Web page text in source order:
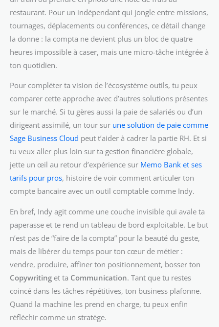
restaurant. Pour un indépendant qui jongle entre missions,
tournages, déplacements ou conférences, ce détail change
la donne : la compta ne devient plus un bloc de quatre
heures impossible à caser, mais une micro-tâche intégrée à
ton quotidien.
Pour compléter ta vision de l’écosystème outils, tu peux
comparer cette approche avec d’autres solutions présentes
sur le marché. Si tu gères aussi la paie de salariés ou d’un
dirigeant assimilé, un tour sur une solution de paie comme
Sage Business Cloud peut t’aider à cadrer la partie RH. Et si
tu veux aller plus loin sur ta gestion financière globale,
jette un œil au retour d’expérience sur Memo Bank et ses
tarifs pour pros, histoire de voir comment articuler ton
compte bancaire avec un outil comptable comme Indy.
En bref, Indy agit comme une couche invisible qui avale ta
paperasse et te rend un tableau de bord exploitable. Le but
n’est pas de “faire de la compta” pour la beauté du geste,
mais de libérer du temps pour ton cœur de métier :
vendre, produire, affiner ton positionnement, bosser ton
Copywriting et ta Communication. Tant que tu restes
coincé dans les tâches répétitives, ton business plafonne.
Quand la machine les prend en charge, tu peux enfin
réfléchir comme un stratège.